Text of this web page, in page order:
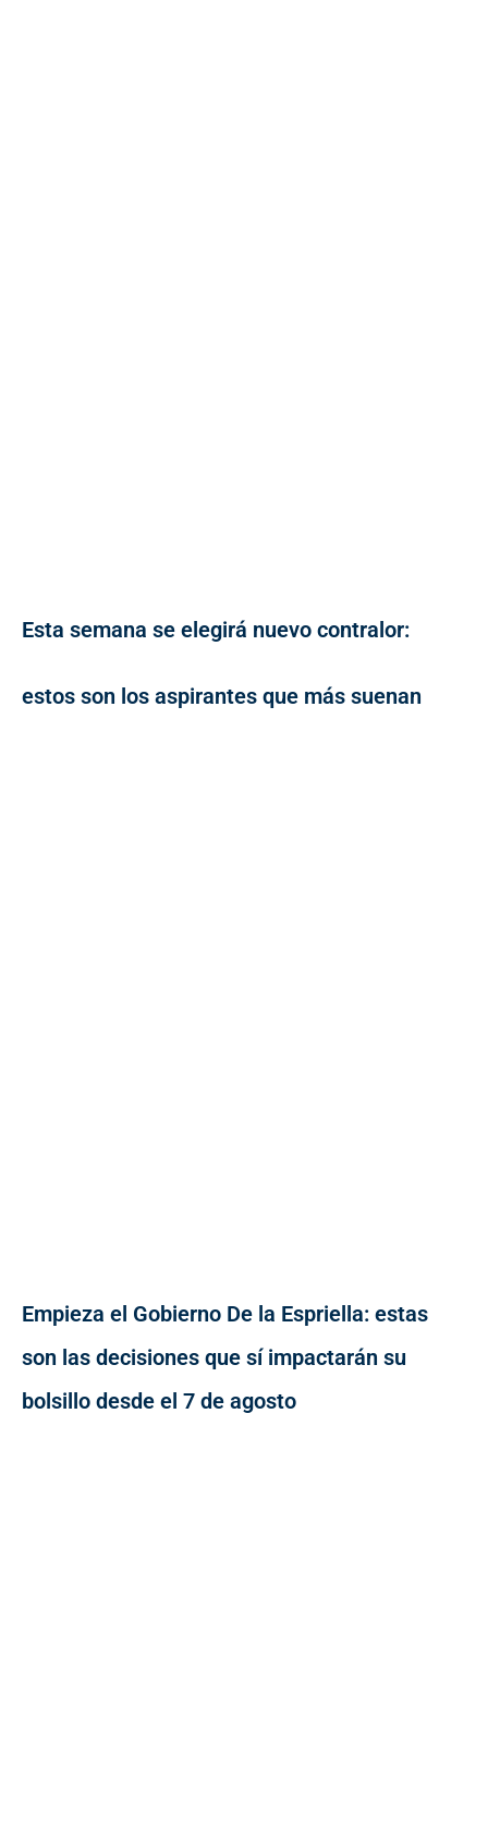
Esta semana se elegirá nuevo contralor:
estos son los aspirantes que más suenan
Empieza el Gobierno De la Espriella: estas
son las decisiones que sí impactarán su
bolsillo desde el 7 de agosto